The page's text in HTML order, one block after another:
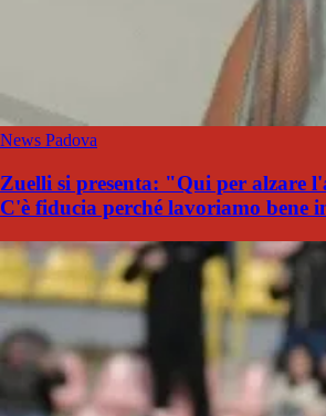
News Padova
Zuelli si presenta: "Qui per alzare
C'è fiducia perché lavoriamo bene